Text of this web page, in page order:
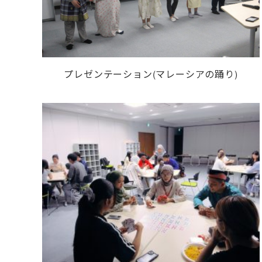
プレゼンテーション(マレーシアの踊り)